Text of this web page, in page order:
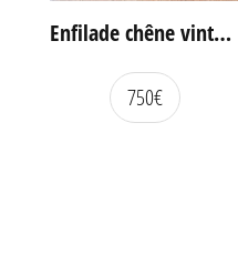
Enfilade chêne vintage portes coulissantes
750€